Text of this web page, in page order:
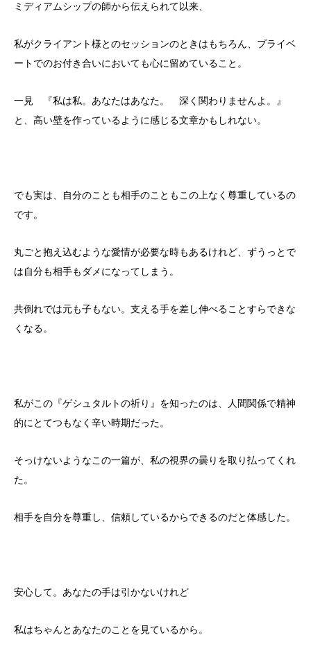
ミディアムシップの師から伝えられて以来、
私がクライアント様とのセッションのときはもちろん、プライベ
ートでのお付き合いにおいても心に留めていること。
一見 『私は私。あなたはあなた。 深く関わりませんよ。』
と、高い壁を作っているように感じる文章かもしれない。
でも実は、自分のことも相手のこともこの上なく尊重しているの
です。
丸ごと抱え込むような愛情が必要な時もあるけれど、ずうっとで
は自分も相手もダメになってしまう。
共倒れでは元も子もない。支える手を差し伸べることすらできな
くなる。
私がこの『ゲシュタルトの祈り』を知ったのは、人間関係で精神
的にとてつもなく辛い時期だった。
そっけないようなこの一篇が、私の視界の曇りを取り払ってくれ
た。
相手を自分を尊重し、信頼しているからできるのだと体感した。
安心して。あなたの手は引かないけれど
私はちゃんとあなたのことを見ているから。